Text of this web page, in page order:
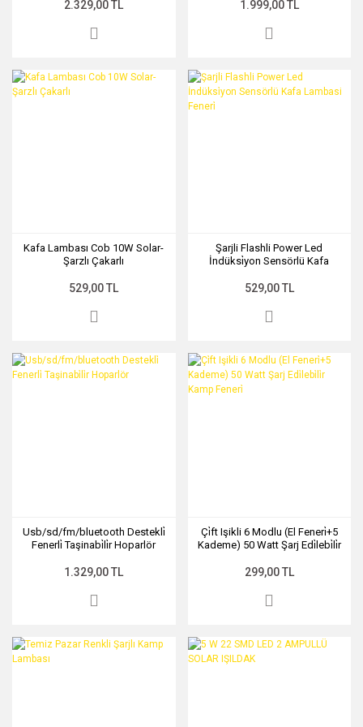
2.329,00 TL 1.999,00 TL
Kafa Lambası Cob 10W Solar-
Şarzlı Çakarlı
529,00 TL
Şarjli Flashli Power Led
İndüksi̇yon Sensörlü Kafa
529,00 TL
Usb/sd/fm/bluetooth Destekli̇
Fenerli̇ Taşinabi̇li̇r Hoparlör
1.329,00 TL
Çi̇ft Işikli 6 Modlu (El Feneri̇+5
Kademe) 50 Watt Şarj Edi̇lebi̇li̇r
299,00 TL